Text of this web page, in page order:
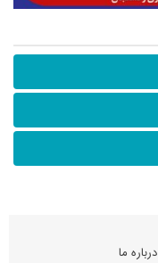
درباره ما